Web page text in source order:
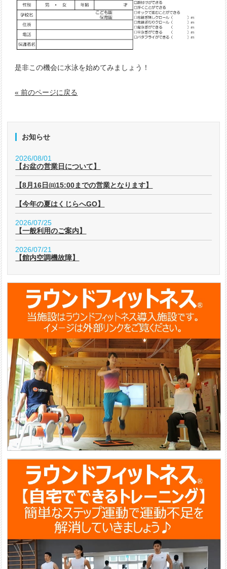
是非この機会に水泳を始めてみましょう！
« 前のページに戻る
お知らせ
2026/08/01
【お盆の営業日について】
【8月16日㈰15:00までの営業となります】
【今年の夏はくじらへGO】
2026/07/25
【一般利用のご案内】
2026/07/21
【館内空調機故障】